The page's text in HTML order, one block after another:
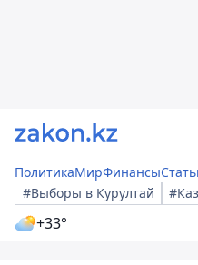
ПолитикаМирФинансы
#Выборы в Курултай
+33°